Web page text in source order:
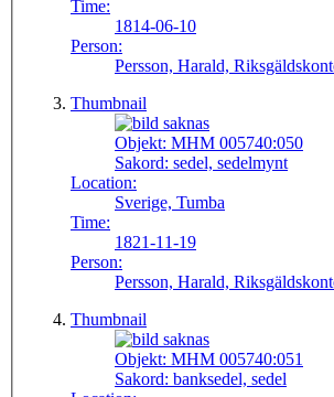
Time:
1814-06-10
Person:
Persson, Harald,
Thumbnail
Objekt: MHM 005740:050
Sakord: sedel, sedelmynt
Location:
Sverige, Tumba
Time:
1821-11-19
Person:
Persson, Harald,
Thumbnail
Objekt: MHM 005740:051
Sakord: banksedel, sedel